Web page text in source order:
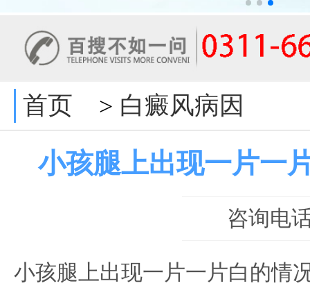
首页 > 白癜风病因
小孩腿上出现一片一
咨询电
小孩腿上出现一片一片白的情